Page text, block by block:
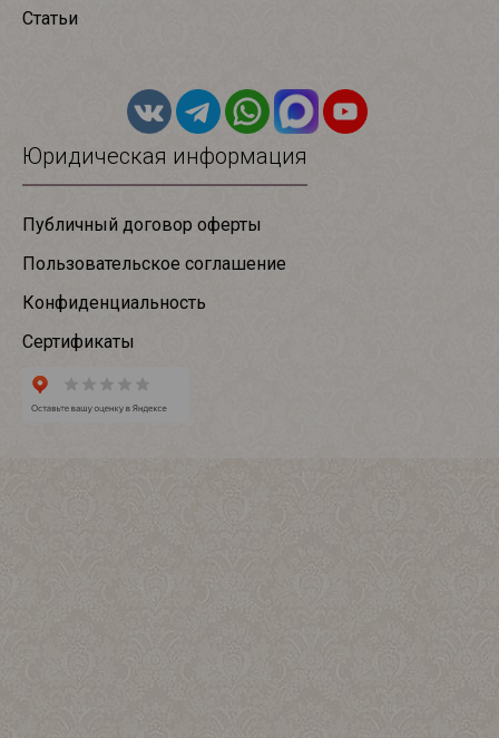
Статьи
Юридическая информация
Публичный договор оферты
Пользовательское соглашение
Конфиденциальность
Сертификаты